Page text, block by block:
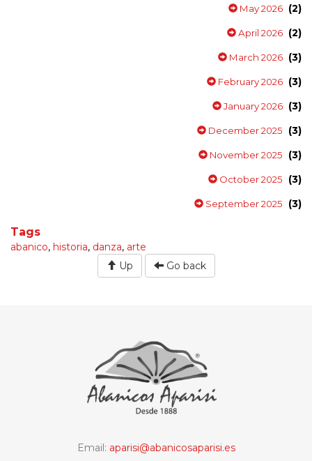
May 2026 (2)
April 2026 (2)
March 2026 (3)
February 2026 (3)
January 2026 (3)
December 2025 (3)
November 2025 (3)
October 2025 (3)
September 2025 (3)
Tags
abanico, historia, danza, arte
Up
Go back
Email: aparisi@abanicosaparisi.es